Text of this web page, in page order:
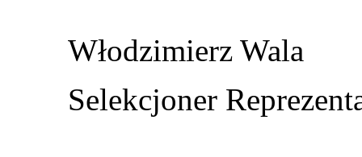
Włodzimierz Wala
Selekcjoner